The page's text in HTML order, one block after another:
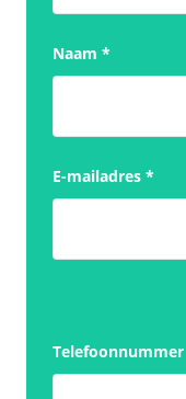
Naam *
E-mailadres *
Telefoonnummer